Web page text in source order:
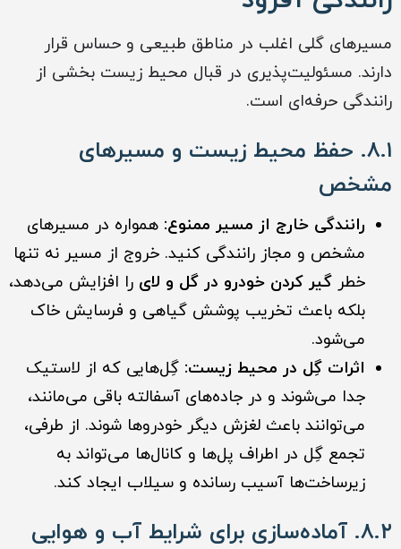
مسیرهای گلی اغلب در مناطق طبیعی و حساس قرار
دارند. مسئولیت‌پذیری در قبال محیط زیست بخشی از
رانندگی حرفه‌ای است.
۸.۱. حفظ محیط زیست و مسیرهای
مشخص
رانندگی خارج از مسیر ممنوع: همواره در مسیرهای
مشخص و مجاز رانندگی کنید. خروج از مسیر نه تنها
خطر گیر کردن خودرو در گل و لای را افزایش می‌دهد،
بلکه باعث تخریب پوشش گیاهی و فرسایش خاک
می‌شود.
اثرات گِل در محیط زیست: گِل‌هایی که از لاستیک
جدا می‌شوند و در جاده‌های آسفالته باقی می‌مانند،
می‌توانند باعث لغزش دیگر خودروها شوند. از طرفی،
تجمع گِل در اطراف پل‌ها و کانال‌ها می‌تواند به
زیرساخت‌ها آسیب رسانده و سیلاب ایجاد کند.
۸.۲. آماده‌سازی برای شرایط آب و هوایی